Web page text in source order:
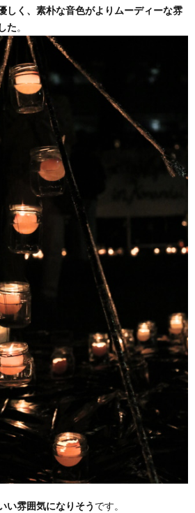
しく、素朴な音色がよりムーディーな雰
た。
い雰囲気になりそう です。